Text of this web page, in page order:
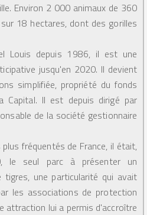
Environ 2 000 animaux de 360
18 hectares, dont des gorilles
Louis depuis 1986, il est une
jusqu'en 2020. Il devient
simplifiée, propriété du fonds
Capital. Il est depuis dirigé par
de la société gestionnaire
fréquentés de France, il était,
le seul parc à présenter un
tigres, une particularité qui avait
les associations de protection
attraction lui a permis d'accroître